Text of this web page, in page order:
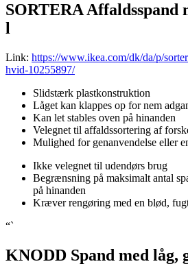
SORTERA Affaldsspand
l
Link: https://www.ikea.com/dk/da/p/
hvid-10255897/
Slidstærk plastkonstruktion
Låget kan klappes op for nem
Kan let stables oven på hinanden
Velegnet til affaldssortering af
Mulighed for genanvendelse eller
Ikke velegnet til udendørs brug
Begrænsning på maksimalt antal
på hinanden
Kræver rengøring med en blød,
“`
KNODD Spand med låg,